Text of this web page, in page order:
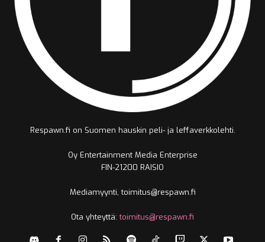
Respawn.fi on Suomen hauskin peli- ja leffaverkkolehti.
Oy Entertainment Media Enterprise
FIN-21200 RAISIO
Mediamyynti, toimitus@respawn.fi
Ota yhteyttä:toimitus@respawn.fi